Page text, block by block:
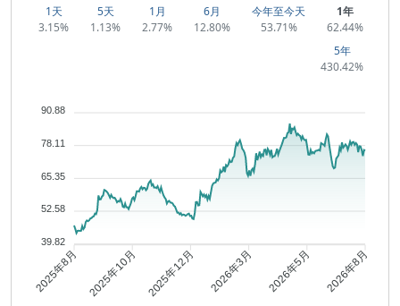
1天
3.15%
5天
1.13%
1月
2.77%
6月
12.80%
今年至今天
53.71%
1年
62.44%
5年
430.42%
90.88
78.11
65.35
52.58
39.82
2025年8月 2025年10月 2025年12月 2026年3月 2026年5月 2026年8月